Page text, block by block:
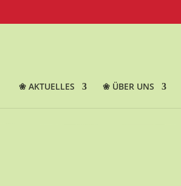
❀ AKTUELLES ❀ ÜBER UNS